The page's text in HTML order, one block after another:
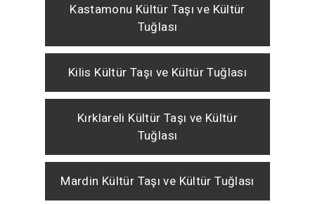
Kastamonu Kültür Taşı ve Kültür
Tuğlası
Kilis Kültür Taşı ve Kültür Tuğlası
Kırklareli Kültür Taşı ve Kültür
Tuğlası
Mardin Kültür Taşı ve Kültür Tuğlası